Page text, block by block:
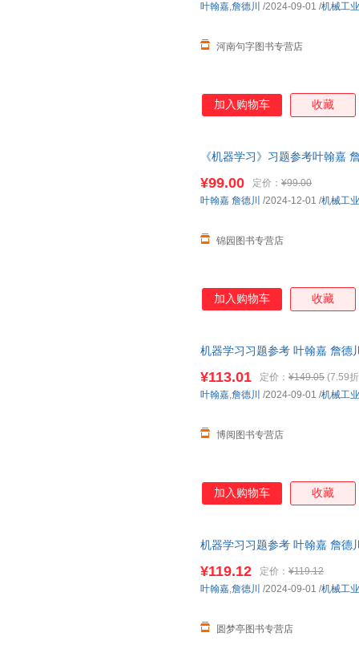
河南句字图书专营店
叶翰嘉,詹德川 /2024-09-01 /机械工
加入购物车 收藏
《机器学习》习题参考叶翰嘉
¥99.00 定价： ¥99.00
锦园图书专营店
叶翰嘉 詹德川 /2024-12-01 /机械工
加入购物车 收藏
机器学习习题参考 叶翰嘉 詹德
¥113.01 定价： ¥149.05 (7.59
博阅图书专营店
叶翰嘉,詹德川 /2024-09-01 /机械工
加入购物车 收藏
机器学习习题参考 叶翰嘉 詹德
¥119.12 定价： ¥119.12
圆梦亭图书专营店
叶翰嘉,詹德川 /2024-09-01 /机械工